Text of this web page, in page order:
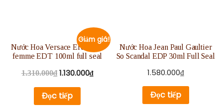
Giảm giá!
Nước Hoa Versace Eros pour
femme EDT 100ml full seal
1.310.000₫ 1.130.000₫
Đọc tiếp
Nước Hoa Jean Paul Gaultier
So Scandal EDP 30ml Full Seal
1.580.000₫
Đọc tiếp